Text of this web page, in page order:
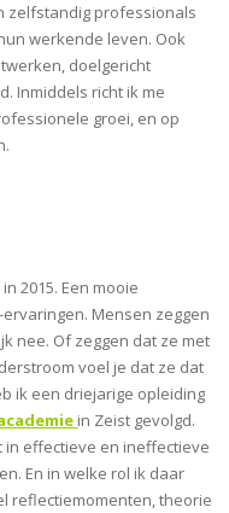
zelfstandig professionals
werkende leven. Ook
doelgericht
Inmiddels richt ik me
groei, en op
2015. Een mooie
Mensen zeggen
nee. Of zeggen dat ze met
voel je dat ze dat
ik een driejarige opleiding
in Zeist gevolgd.
in effectieve en ineffectieve
En in welke rol ik daar
reflectiemomenten, theorie